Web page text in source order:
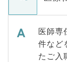
医師専
件など
たご入